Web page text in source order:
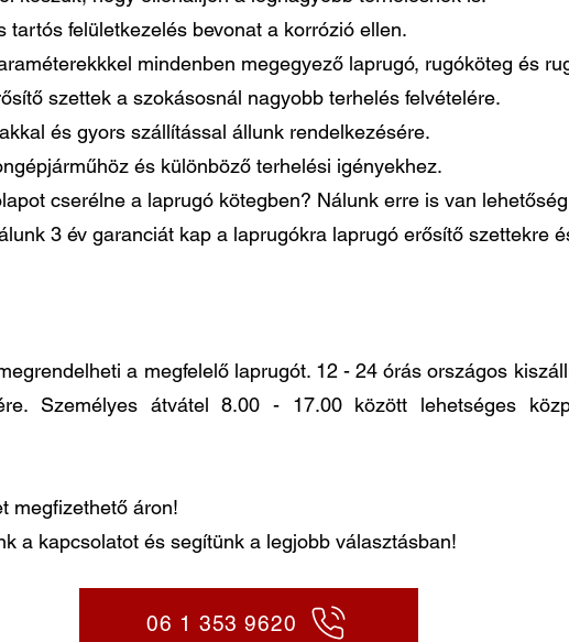
tartós felületkezelés bevonat a korrózió ellen.
mindenben megegyező laprugó, rugóköteg és
szettek a szokásosnál nagyobb terhelés felvételére.
és gyors szállítással állunk rendelkezésére.
és különböző terhelési igényekhez.
cserélne a laprugó kötegben? Nálunk erre is van
3 év garanciát kap a laprugókra laprugó erősítő szettekre
a megfelelő laprugót. 12 - 24 órás országos
Személyes átvátel 8.00 - 17.00 között lehetséges
megfizethető áron!
a kapcsolatot és segítünk a legjobb választásban!
06 1 353 9620